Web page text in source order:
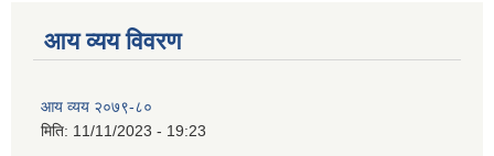
आय व्यय विवरण
आय व्यय २०७९-८०
मिति: 11/11/2023 - 19:23